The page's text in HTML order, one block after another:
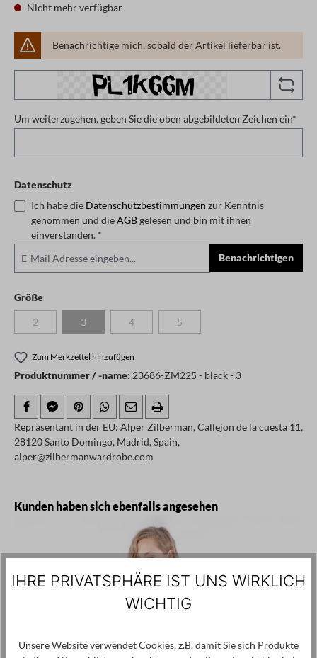
Nicht mehr verfügbar
Benachrichtige mich, sobald der Artikel lieferbar ist.
Um weiterzugehen, geben Sie die oben abgebildeten Zeichen ein*
Datenschutz
Ich habe die Datenschutzbestimmungen zur Kenntnis
genommen und dieAGBgelesen und bin mit ihnen
einverstanden. *
Benachrichtigen
Größeauswählen
2(Diese Option ist zurzeit nicht verfügbar.)
3(Diese Option ist zurzeit nicht verfügbar.)
4(Diese Option ist zurzeit nicht verfügbar.)
5(Diese Option ist zurzeit nicht
Zum Merkzettel hinzufügen
Produktnummer / -name: 23686-ZM225 - black - 3
Repräsentant in der EU: Alper Zilberman, Callejon de la cuesta 11,
28120 Santo Domingo, Madrid, Spain,
alper@zilbermanwardrobe.com
Produktgalerie überspringen
Kunden haben sich ebenfalls angesehen
IHRE PRIVATSPHÄRE IST UNS WIRKLICH
WICHTIG
Unsere Website verwendet Cookies, z.B. damit Sie sich Produkte